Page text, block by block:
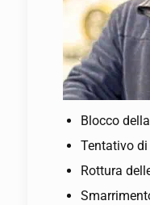
Blocco
Tentativo
Rottura